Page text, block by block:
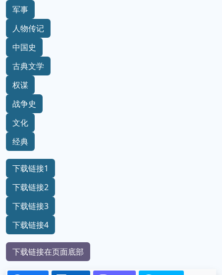
军事
人物传记
中国史
古典文学
权谋
战争史
文化
经典
下载链接1
下载链接2
下载链接3
下载链接4
下载链接在页面底部